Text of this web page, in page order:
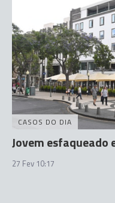
CASOS DO DIA
Jovem esfaqueado
27 Fev 10:17